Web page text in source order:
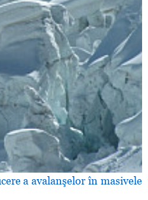
a avalanşelor în masivele